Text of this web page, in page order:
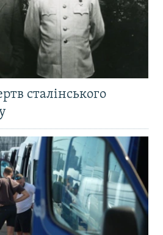
сталінського